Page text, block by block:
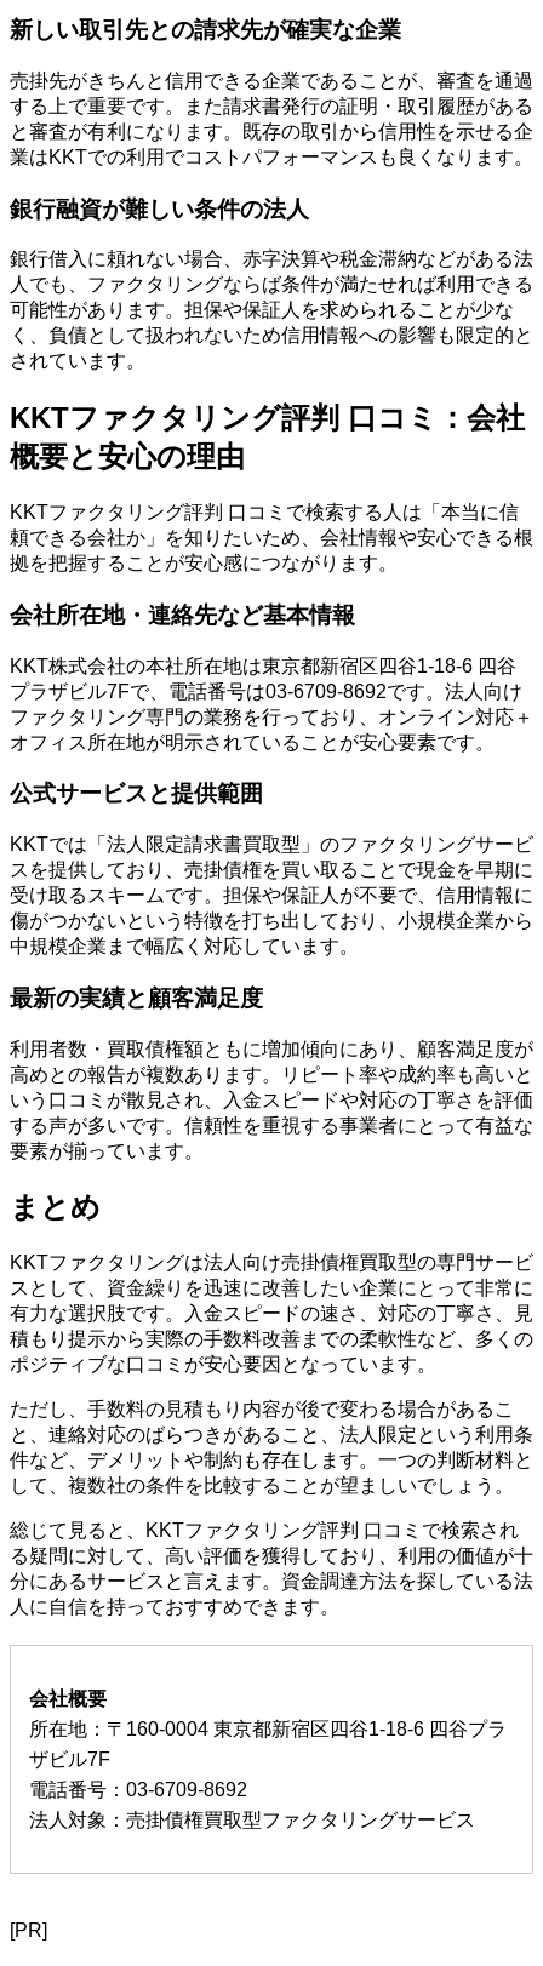
新しい取引先との請求先が確実な企業
売掛先がきちんと信用できる企業であることが、審査を通過
する上で重要です。また請求書発行の証明・取引履歴がある
と審査が有利になります。既存の取引から信用性を示せる企
業はKKTでの利用でコストパフォーマンスも良くなります。
銀行融資が難しい条件の法人
銀行借入に頼れない場合、赤字決算や税金滞納などがある法
人でも、ファクタリングならば条件が満たせれば利用できる
可能性があります。担保や保証人を求められることが少な
く、負債として扱われないため信用情報への影響も限定的と
されています。
KKTファクタリング評判 口コミ：会社
概要と安心の理由
KKTファクタリング評判 口コミで検索する人は「本当に信
頼できる会社か」を知りたいため、会社情報や安心できる根
拠を把握することが安心感につながります。
会社所在地・連絡先など基本情報
KKT株式会社の本社所在地は東京都新宿区四谷1-18-6 四谷
プラザビル7Fで、電話番号は03-6709-8692です。法人向け
ファクタリング専門の業務を行っており、オンライン対応＋
オフィス所在地が明示されていることが安心要素です。
公式サービスと提供範囲
KKTでは「法人限定請求書買取型」のファクタリングサービ
スを提供しており、売掛債権を買い取ることで現金を早期に
受け取るスキームです。担保や保証人が不要で、信用情報に
傷がつかないという特徴を打ち出しており、小規模企業から
中規模企業まで幅広く対応しています。
最新の実績と顧客満足度
利用者数・買取債権額ともに増加傾向にあり、顧客満足度が
高めとの報告が複数あります。リピート率や成約率も高いと
いう口コミが散見され、入金スピードや対応の丁寧さを評価
する声が多いです。信頼性を重視する事業者にとって有益な
要素が揃っています。
まとめ
KKTファクタリングは法人向け売掛債権買取型の専門サービ
スとして、資金繰りを迅速に改善したい企業にとって非常に
有力な選択肢です。入金スピードの速さ、対応の丁寧さ、見
積もり提示から実際の手数料改善までの柔軟性など、多くの
ポジティブな口コミが安心要因となっています。
ただし、手数料の見積もり内容が後で変わる場合があるこ
と、連絡対応のばらつきがあること、法人限定という利用条
件など、デメリットや制約も存在します。一つの判断材料と
して、複数社の条件を比較することが望ましいでしょう。
総じて見ると、KKTファクタリング評判 口コミで検索され
る疑問に対して、高い評価を獲得しており、利用の価値が十
分にあるサービスと言えます。資金調達方法を探している法
人に自信を持っておすすめできます。
会社概要
所在地：〒160-0004 東京都新宿区四谷1-18-6 四谷プラ
ザビル7F
電話番号：03-6709-8692
法人対象：売掛債権買取型ファクタリングサービス
[PR]